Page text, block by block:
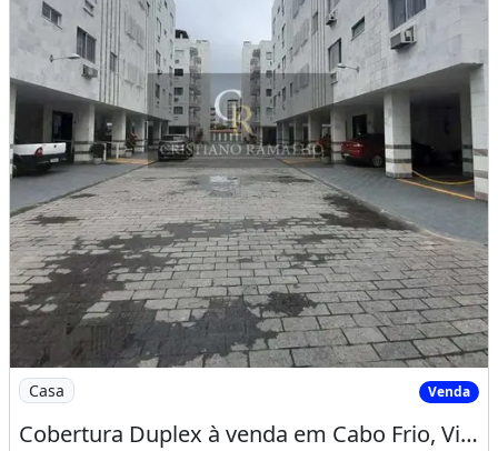
Imagem: Cobertura Duplex à venda em Cabo Frio
Casa Venda
Cobertura Duplex à venda em Cabo Frio, Vila Nova, com 4 quartos, 131,00m²